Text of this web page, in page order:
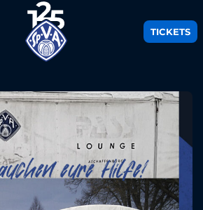
TICKETS